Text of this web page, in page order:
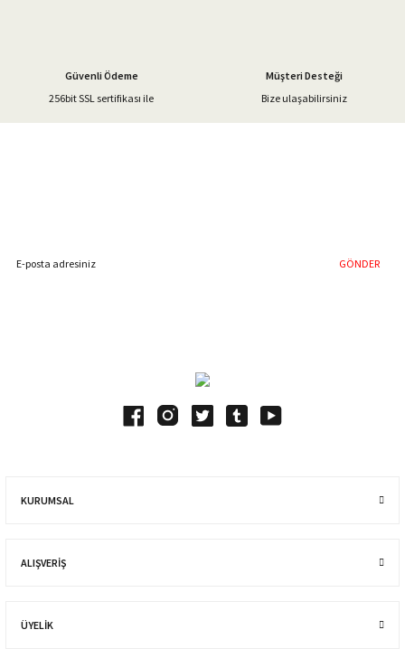
Gönder
Güvenli Ödeme
256bit SSL sertifikası ile
Müşteri Desteği
Bize ulaşabilirsiniz
GÖNDER
KURUMSAL
ALIŞVERIŞ
ÜYELİK